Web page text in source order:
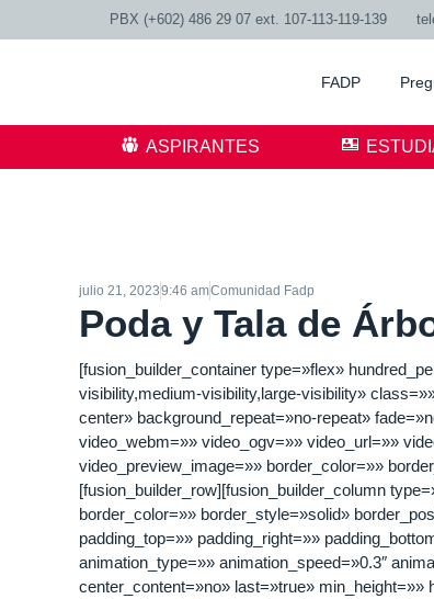
PBX (+602) 486 29 07 ext. 107-113-119-139
FADP
ASPIRANTES
julio 21, 20239:46 amComunidad Fadp
Poda y Tala de
[fusion_builder_container type=»flex»
visibility,medium-visibility,large-visibility»
center» background_repeat=»no-repeat»
video_webm=»» video_ogv=»» video_url=»»
video_preview_image=»» border_color=»»
[fusion_builder_row][fusion_builder_column
border_color=»» border_style=»solid»
padding_top=»» padding_right=»»
animation_type=»» animation_speed=»0.3″
center_content=»no» last=»true»